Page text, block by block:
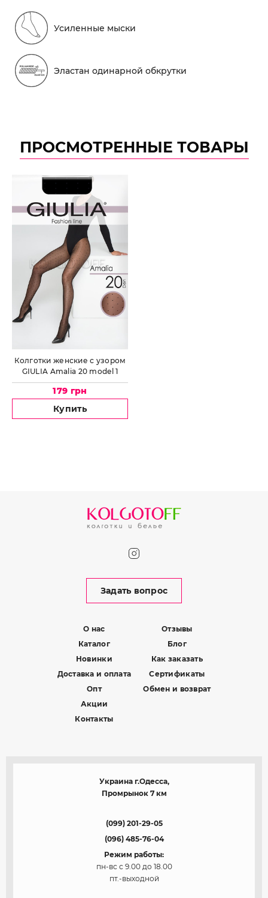
Усиленные мыски
Эластан одинарной обкрутки
ПРОСМОТРЕННЫЕ ТОВАРЫ
Колготки женские с узором
GIULIA Amalia 20 model 1
179 грн
Купить
Задать вопрос
О нас
Каталог
Новинки
Доставка и оплата
Опт
Акции
Контакты
Отзывы
Блог
Как заказать
Сертификаты
Обмен и возврат
Украина г.Одесса,
Промрынок 7 км
(099) 201-29-05
(096) 485-76-04
Режим работы:
пн-вс с 9.00 до 18.00
пт.-выходной